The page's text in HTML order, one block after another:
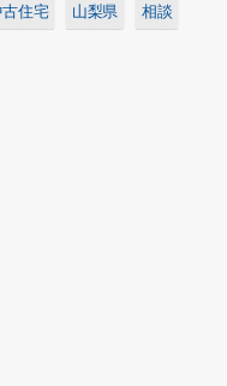
古住宅 山梨県 相談